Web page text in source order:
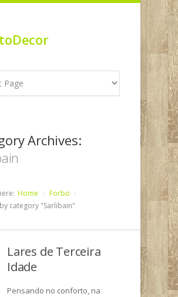
Archives:
Home
Forbo
category "Sarlibain"
Lares de Terceira
Idade
Pensando no conforto, na